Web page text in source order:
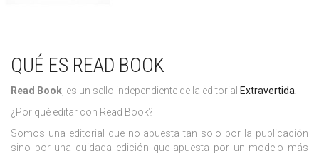
QUÉ ES READ BOOK
Read Book , es un sello independiente de la editorial Extravertida.
¿Por qué editar con Read Book?
Somos una editorial que no apuesta tan solo por la publicación
sino por una cuidada edición que apuesta por un modelo más